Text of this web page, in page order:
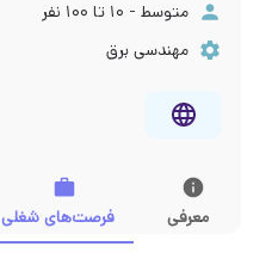
متوسط - ۱۰ تا ۱۰۰ نفر
مهندسی برق
معرفی فرصت‌های شغلی